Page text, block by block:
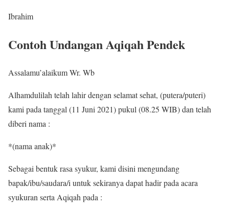
Ibrahim
Contoh Undangan Aqiqah Pendek
Assalamu’alaikum Wr. Wb
Alhamdulilah telah lahir dengan selamat sehat, (putera/puteri)
kami pada tanggal (11 Juni 2021) pukul (08.25 WIB) dan telah
diberi nama :
*(nama anak)*
Sebagai bentuk rasa syukur, kami disini mengundang
bapak/ibu/saudara/i untuk sekiranya dapat hadir pada acara
syukuran serta Aqiqah pada :